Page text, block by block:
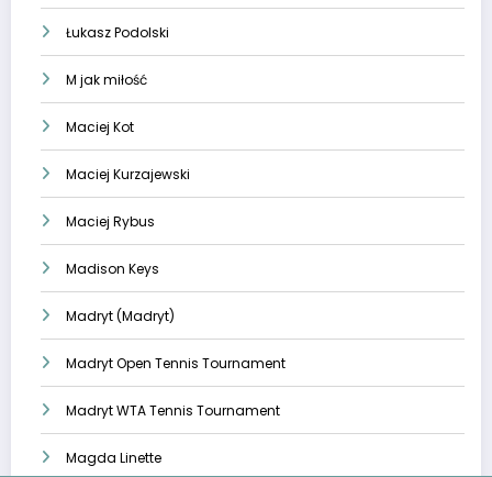
Łukasz Podolski
M jak miłość
Maciej Kot
Maciej Kurzajewski
Maciej Rybus
Madison Keys
Madryt (Madryt)
Madryt Open Tennis Tournament
Madryt WTA Tennis Tournament
Magda Linette